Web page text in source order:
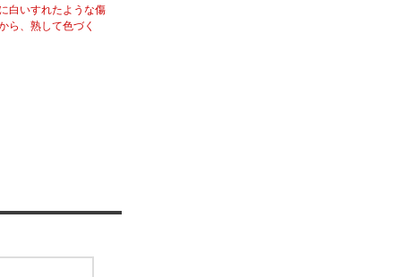
白いすれたような傷
ら、熟して色づく